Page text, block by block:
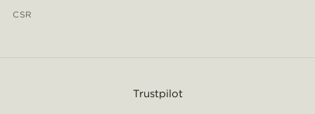
CSR
Trustpilot